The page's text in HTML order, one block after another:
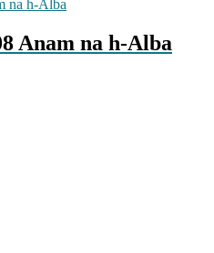
Anam na h-Alba